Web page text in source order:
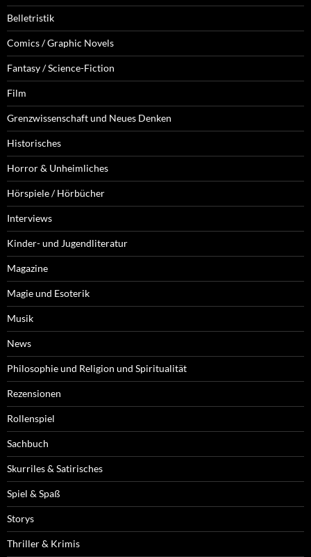
Belletristik
Comics / Graphic Novels
Fantasy / Science-Fiction
Film
Grenzwissenschaft und Neues Denken
Historisches
Horror & Unheimliches
Hörspiele / Hörbücher
Interviews
Kinder- und Jugendliteratur
Magazine
Magie und Esoterik
Musik
News
Philosophie und Religion und Spiritualität
Rezensionen
Rollenspiel
Sachbuch
Skurriles & Satirisches
Spiel & Spaß
Storys
Thriller & Krimis